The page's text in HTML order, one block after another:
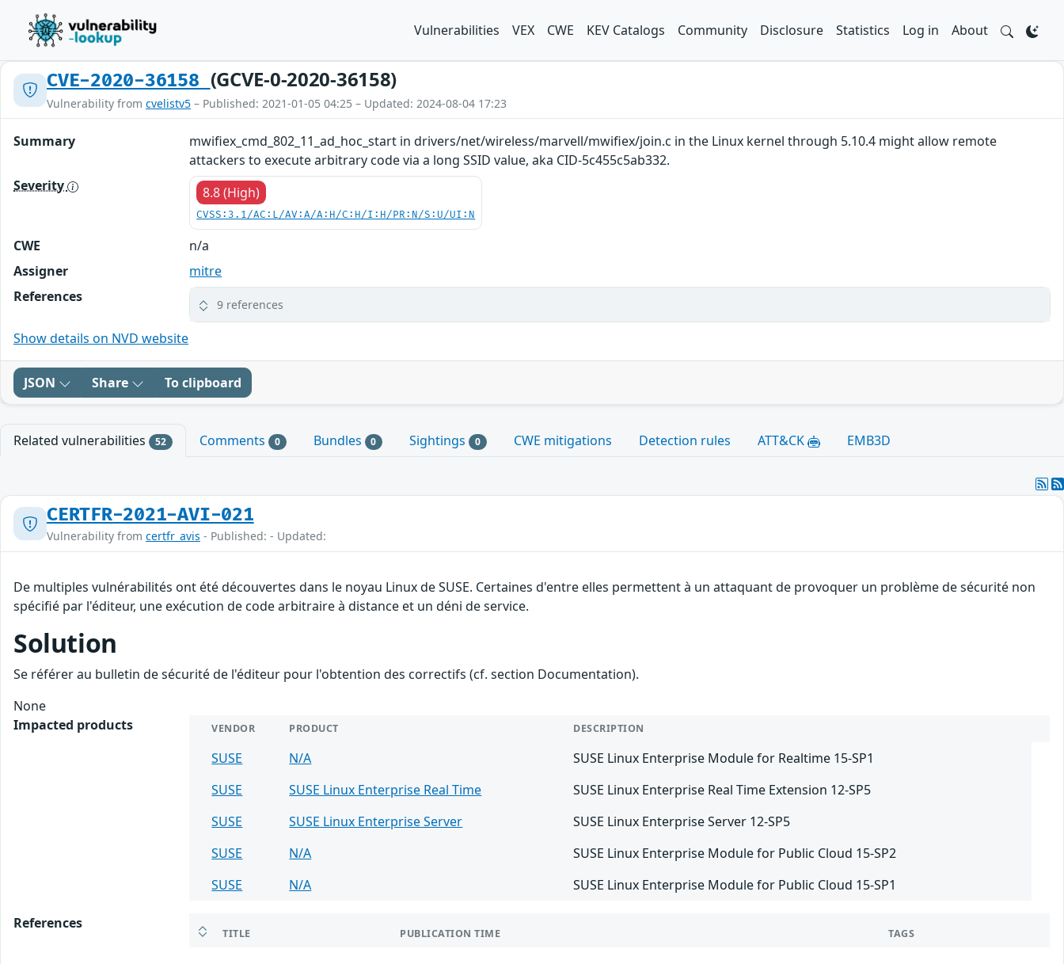
Vulnerabilities VEX CWE KEV Catalogs Community Disclosure Statistics Log in About
CVE-2020-36158 (GCVE-0-2020-36158)
Vulnerability from cvelistv5 – Published: 2021-01-05 04:25 – Updated: 2024-08-04 17:23
Summary
mwifiex_cmd_802_11_ad_hoc_start in drivers/net/wireless/marvell/mwifiex/join.c in the Linux kernel through 5.10.4 might allow remote
attackers to execute arbitrary code via a long SSID value, aka CID-5c455c5ab332.
Severity
8.8 (High)
CVSS:3.1/AC:L/AV:A/A:H/C:H/I:H/PR:N/S:U/UI:N
CWE
n/a
Assigner
mitre
References
9 references
Show details on NVD website
JSON Share To clipboard
Related vulnerabilities 52 Comments 0 Bundles 0 Sightings 0 CWE mitigations Detection rules ATT&CK EMB3D
CERTFR-2021-AVI-021
Vulnerability from certfr_avis - Published: - Updated:
De multiples vulnérabilités ont été découvertes dans le noyau Linux de SUSE. Certaines d'entre elles permettent à un attaquant de provoquer un problème de sécurité non
spécifié par l'éditeur, une exécution de code arbitraire à distance et un déni de service.
Solution
Se référer au bulletin de sécurité de l'éditeur pour l'obtention des correctifs (cf. section Documentation).
None
Impacted products
VENDOR PRODUCT DESCRIPTION
SUSE N/A
SUSE Linux Enterprise Module for Realtime 15-SP1
SUSE
SUSE Linux Enterprise Real Time
SUSE Linux Enterprise Real Time Extension 12-SP5
SUSE
SUSE Linux Enterprise Server
SUSE Linux Enterprise Server 12-SP5
SUSE
N/A
SUSE Linux Enterprise Module for Public Cloud 15-SP2
SUSE
N/A SUSE Linux Enterprise Module for Public Cloud 15-SP1
References
TITLE PUBLICATION TIME TAGS